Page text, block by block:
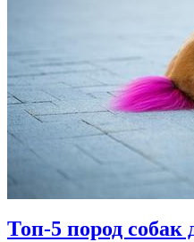
Топ-5 пород